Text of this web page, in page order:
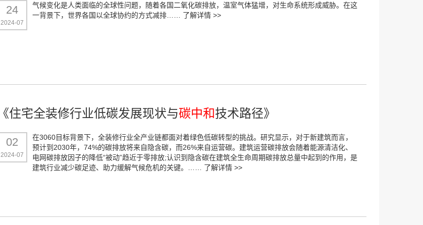
24
2024-07
气候变化是人类面临的全球性问题，随着各国二氧化碳排放，温室气体猛增，对生命系统形成威胁。在这
一背景下，世界各国以全球协约的方式减排…… 了解详情 >>
《住宅全装修行业低碳发展现状与碳中和技术路径》
02
2024-07
在3060目标背景下，全装修行业全产业链都面对着绿色低碳转型的挑战。研究显示，对于新建筑而言，
预计到2030年，74%的碳排放将来自隐含碳，而26%来自运营碳。建筑运营碳排放会随着能源清洁化、
电网碳排放因子的降低“被动”趋近于零排放;认识到隐含碳在建筑全生命周期碳排放总量中起到的作用，是
建筑行业减少碳足迹、助力缓解气候危机的关键。…… 了解详情 >>